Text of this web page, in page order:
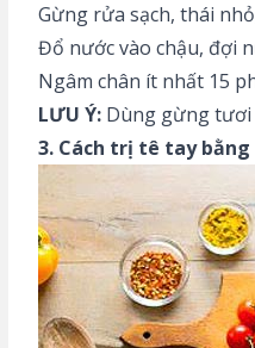
Gừng rửa sạch, thái
Đổ nước vào chậu, đợi
Ngâm chân ít nhất 15
LƯU Ý: Dùng gừng tươi
3. Cách trị tê tay bằng